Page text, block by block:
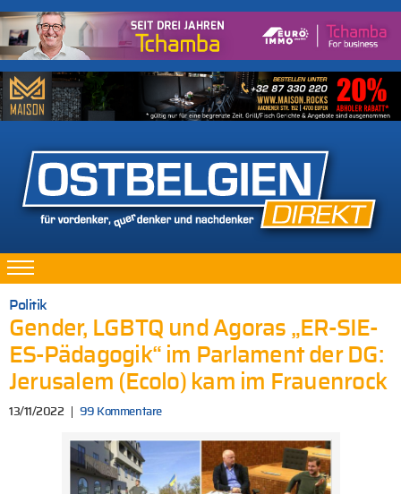
Politik
Gender, LGBTQ und Agoras „ER-SIE-
ES-Pädagogik“ im Parlament der DG:
Jerusalem (Ecolo) kam im Frauenrock
13/11/2022 99 Kommentare